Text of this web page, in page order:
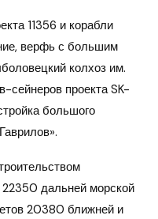
11356 и корабли
верфь с большим
колхоз им.
сейнеров проекта SK-
большого
22350 дальней морской
20380 ближней и